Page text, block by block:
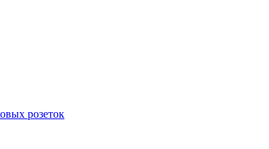
розеток